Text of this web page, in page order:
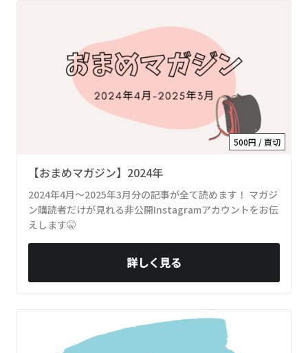
500円 / 買切
【おまめマガジン】2024年
2024年4月～2025年3月分の記事が全て読めます！ マガジ
ン購読者だけが見れる非公開Instagramアカウントをお伝
えします🤫
詳しく見る